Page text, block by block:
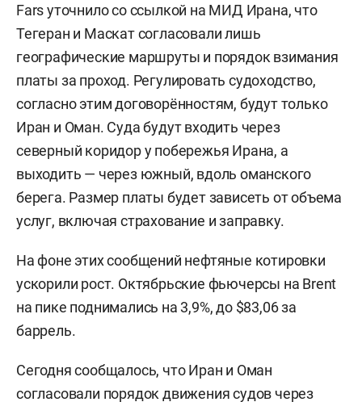
Fars уточнило со ссылкой на МИД Ирана, что
Тегеран и Маскат согласовали лишь
географические маршруты и порядок взимания
платы за проход. Регулировать судоходство,
согласно этим договорённостям, будут только
Иран и Оман. Суда будут входить через
северный коридор у побережья Ирана, а
выходить — через южный, вдоль оманского
берега. Размер платы будет зависеть от объема
услуг, включая страхование и заправку.
На фоне этих сообщений нефтяные котировки
ускорили рост. Октябрьские фьючерсы на Brent
на пике поднимались на 3,9%, до $83,06 за
баррель.
Сегодня сообщалось, что Иран и Оман
согласовали порядок движения судов через